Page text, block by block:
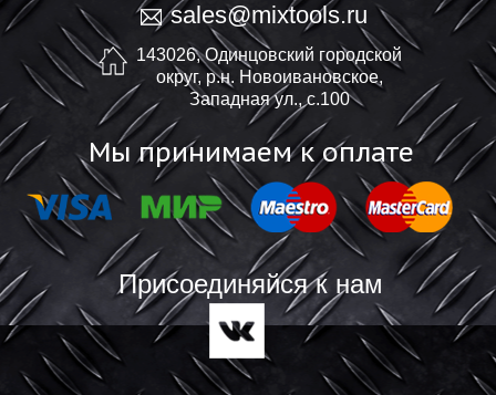
sales@mixtools.ru
143026, Одинцовский городской
округ, р.н. Новоивановское,
Западная ул., с.100
Мы принимаем к оплате
Присоединяйся к нам